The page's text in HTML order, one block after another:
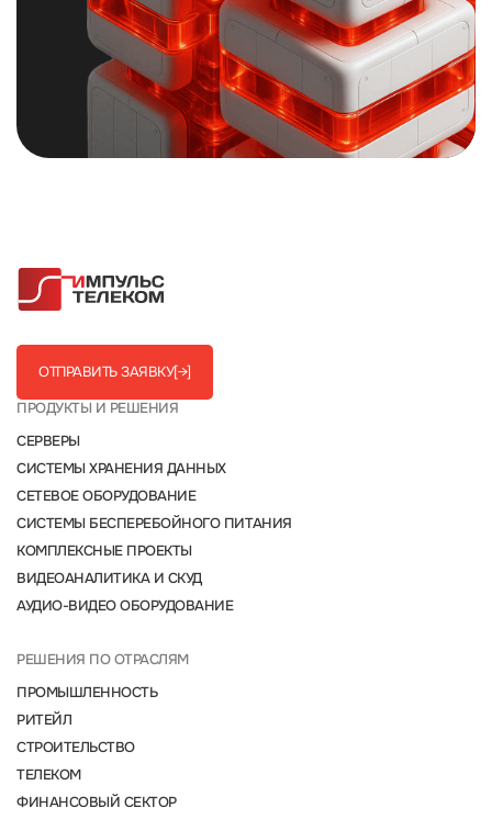
ОТПРАВИТЬ ЗАЯВКУ[→]
ПРОДУКТЫ И РЕШЕНИЯ
СЕРВЕРЫ
СИСТЕМЫ ХРАНЕНИЯ ДАННЫХ
СЕТЕВОЕ ОБОРУДОВАНИЕ
СИСТЕМЫ БЕСПЕРЕБОЙНОГО ПИТАНИЯ
КОМПЛЕКСНЫЕ ПРОЕКТЫ
ВИДЕОАНАЛИТИКА И СКУД
АУДИО-ВИДЕО ОБОРУДОВАНИЕ
РЕШЕНИЯ ПО ОТРАСЛЯМ
ПРОМЫШЛЕННОСТЬ
РИТЕЙЛ
СТРОИТЕЛЬСТВО
ТЕЛЕКОМ
ФИНАНСОВЫЙ СЕКТОР